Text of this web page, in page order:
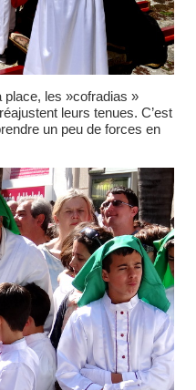
place, les »cofradias »
leurs tenues. C’est
un peu de forces en